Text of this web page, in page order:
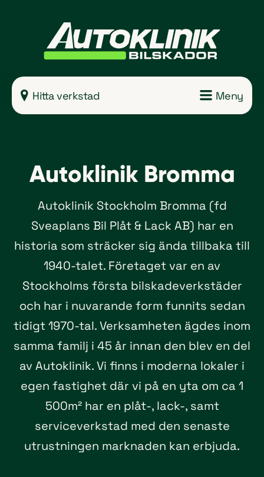
Hitta verkstad Meny
Autoklinik Bromma
Autoklinik Stockholm Bromma (fd
Sveaplans Bil Plåt & Lack AB) har en
historia som sträcker sig ända tillbaka till
1940-talet. Företaget var en av
Stockholms första bilskadeverkstäder
och har i nuvarande form funnits sedan
tidigt 1970-tal. Verksamheten ägdes inom
samma familj i 45 år innan den blev en del
av Autoklinik. Vi finns i moderna lokaler i
egen fastighet där vi på en yta om ca 1
500m² har en plåt-, lack-, samt
serviceverkstad med den senaste
utrustningen marknaden kan erbjuda.